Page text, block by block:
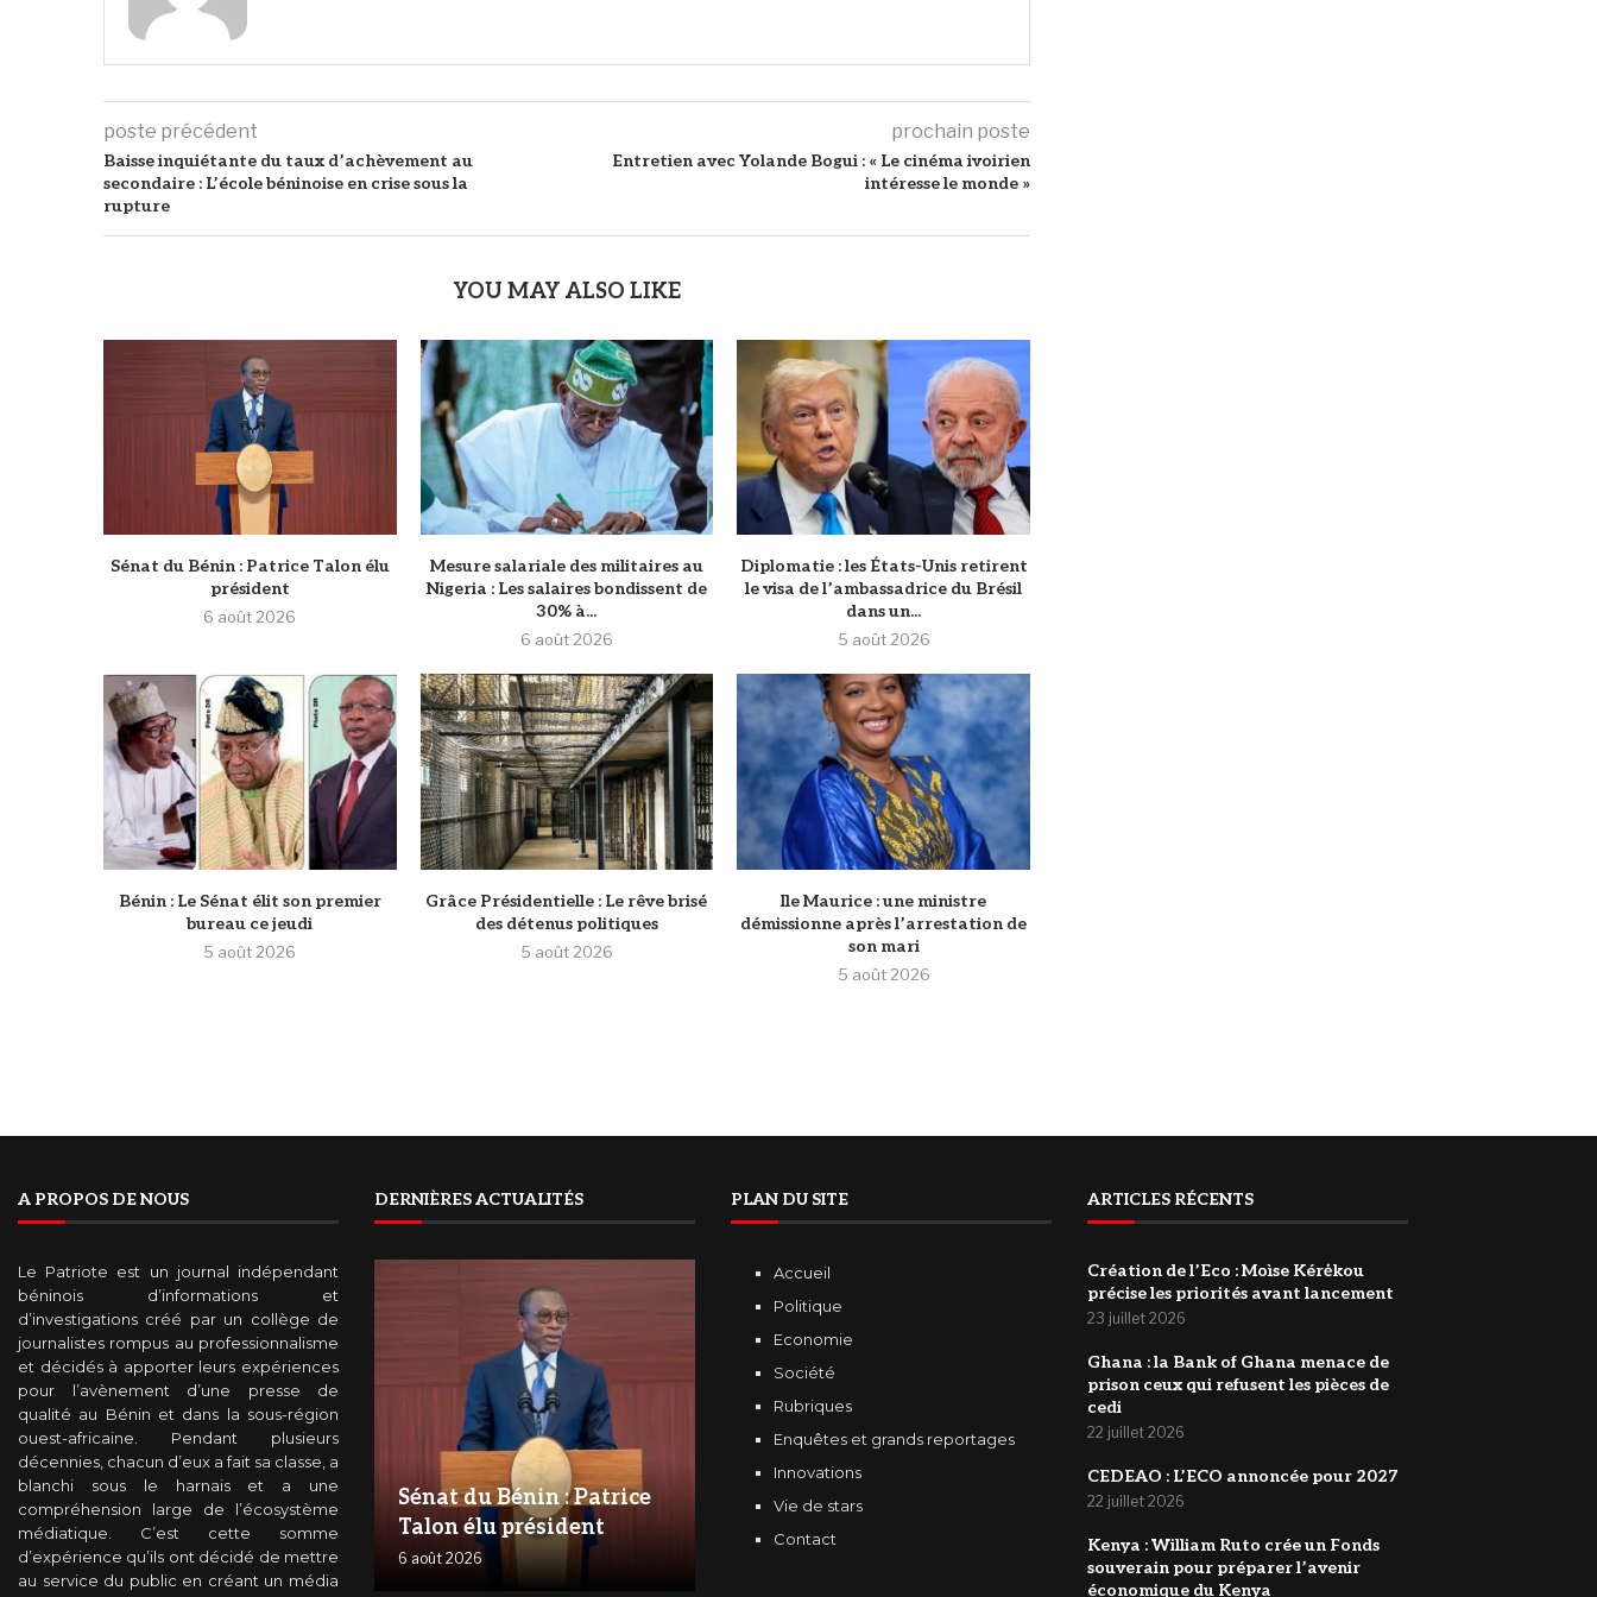
poste précédent
Baisse inquiétante du taux d’achèvement au
secondaire : L’école béninoise en crise sous la
rupture
prochain poste
Entretien avec Yolande Bogui : « Le cinéma ivoirien
intéresse le monde »
YOU MAY ALSO LIKE
Sénat du Bénin : Patrice Talon élu
président
6 août 2026
Mesure salariale des militaires au
Nigeria : Les salaires bondissent de
30% à...
6 août 2026
Diplomatie : les États-Unis retirent
le visa de l’ambassadrice du Brésil
dans un...
5 août 2026
Bénin : Le Sénat élit son premier
bureau ce jeudi
5 août 2026
Grâce Présidentielle : Le rêve brisé
des détenus politiques
5 août 2026
Ile Maurice : une ministre
démissionne après l’arrestation de
son mari
5 août 2026
A PROPOS DE NOUS
Le Patriote est un journal indépendant
béninois d’informations et
d’investigations créé par un collège de
journalistes rompus au professionnalisme
et décidés à apporter leurs expériences
pour l’avènement d’une presse de
qualité au Bénin et dans la sous-région
ouest-africaine. Pendant plusieurs
décennies, chacun d’eux a fait sa classe, a
blanchi sous le harnais et a une
compréhension large de l’écosystème
médiatique. C’est cette somme
d’expérience qu’ils ont décidé de mettre
au service du public en créant un média
DERNIÈRES ACTUALITÉS
Sénat du Bénin : Patrice
Talon élu président
6 août 2026
PLAN DU SITE
Accueil
Politique
Economie
Société
Rubriques
Enquêtes et grands reportages
Innovations
Vie de stars
Contact
ARTICLES RÉCENTS
Création de l’Eco : Moìse Kérėkou
précise les priorités avant lancement
23 juillet 2026
‎Ghana : la Bank of Ghana menace de
prison ceux qui refusent les pièces de
cedi
22 juillet 2026
‎CEDEAO : L’ECO annoncée pour 2027
22 juillet 2026
Kenya : William Ruto crée un Fonds
souverain pour préparer l’avenir
économique du Kenya